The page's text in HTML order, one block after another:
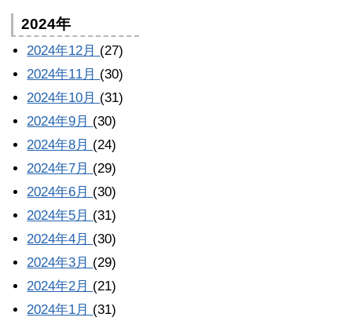
2024年
2024年12月 (27)
2024年11月 (30)
2024年10月 (31)
2024年9月 (30)
2024年8月 (24)
2024年7月 (29)
2024年6月 (30)
2024年5月 (31)
2024年4月 (30)
2024年3月 (29)
2024年2月 (21)
2024年1月 (31)